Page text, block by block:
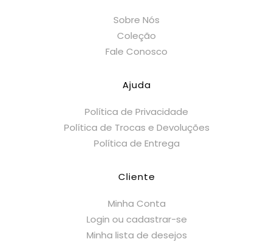
Sobre Nós
Coleção
Fale Conosco
Ajuda
Política de Privacidade
Política de Trocas e Devoluções
Política de Entrega
Cliente
Minha Conta
Login ou cadastrar-se
Minha lista de desejos